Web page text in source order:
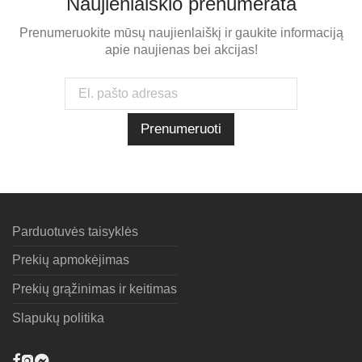
Prenumeruokite mūsų naujienlaiškį ir gaukite informaciją
apie naujienas bei akcijas!
Parduotuvės taisyklės
Prekių apmokėjimas
Prekių grąžinimas ir keitimas
Slapukų politika